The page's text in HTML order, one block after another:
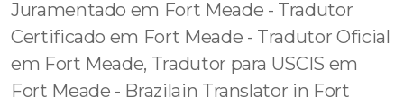
Juramentado em Fort Meade - Tradutor
Certificado em Fort Meade - Tradutor Oficial
em Fort Meade, Tradutor para USCIS em
Fort Meade - Brazilain Translator in Fort